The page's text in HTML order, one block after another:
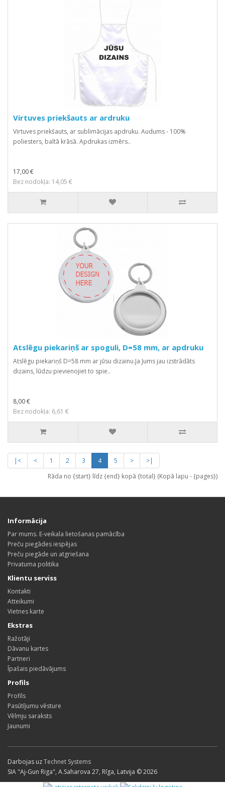
Virtuves priekšauts ar ardruku
Virtuves priekšauts, ar sublimācijas apdruku. Audums - 100%
poliesters, baltā krāsā. Apdrukas izmērs..
17,00 €
Bez nodokļa: 14,05 €
Atslēgu piekariņš ar spoguli, D=58 mm, ar apdruku
Atslēgu piekariņš D=58 mm ar jūsu dizainu.Ja Jums jau izstrādāts
dizains, lūdzu pievienojiet to spie..
8,00 €
Bez nodokļa: 6,61 €
|< < 1 2 3 4 5 >
>|
Rāda no {start} līdz {end} kopā {total} (Kopā lapu - {pages})
Informācija
Par mums. E-veikala lietošanas pamācība
Preču piegādes iespējas
Preču piegāde un atgriešana
Privatuma politika
Klientu serviss
Kontakti
Atteikumi
Vietnes karte
Ekstras
Ražotāji
Dāvanu kartes
Partneri
Īpašais piedāvājums
Profils
Profils
Pasūtījumu vēsture
Vēlmju saraksts
Jaunumi
Darbojas uzTechnet Systems
SIA "Aj-Gun Riga", A.Saharova 27, Rīga, Latvija © 2026